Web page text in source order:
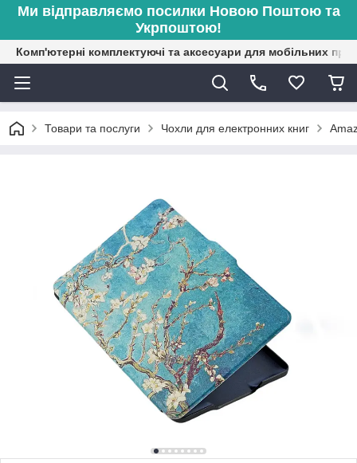
Ми відправляємо посилки Новою Поштою та
Укрпоштою!
Комп'ютерні комплектуючі та аксесуари для мобільних
Товари та послуги Чохли для електронних книг